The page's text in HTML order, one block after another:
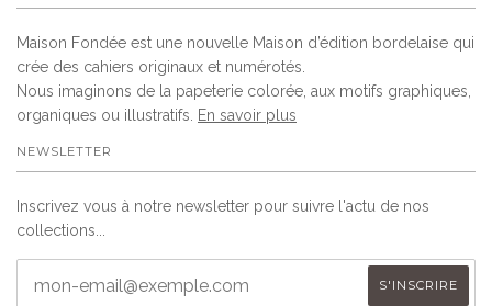
Maison Fondée est une nouvelle Maison d’édition bordelaise qui
crée des cahiers originaux et numérotés.
Nous imaginons de la papeterie colorée, aux motifs graphiques,
organiques ou illustratifs. En savoir plus
NEWSLETTER
Inscrivez vous à notre newsletter pour suivre l'actu de nos
collections...